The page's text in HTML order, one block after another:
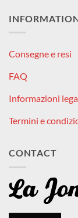
Consegne e resi
FAQ
Informazioni
Termini e
CONTACT